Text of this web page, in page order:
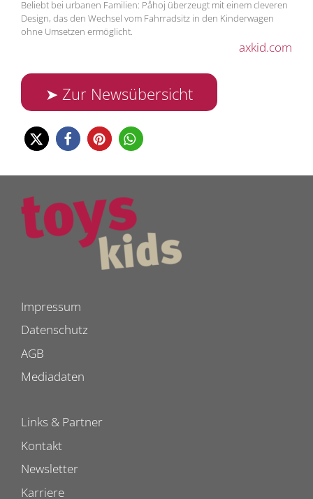
Beliebt bei urbanen Familien: Påhoj überzeugt mit einem cleveren
Design, das den Wechsel vom Fahrradsitz in den Kinderwagen
ohne Umsetzen ermöglicht.
axkid.com
➤ Zur Newsübersicht
Impressum
Datenschutz
AGB
Mediadaten
Links & Partner
Kontakt
Newsletter
Karriere